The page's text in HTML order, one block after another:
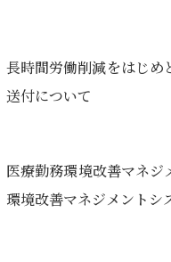
長時間労働削減をはじめ
送付について
医療勤務環境改善マネ
環境改善マネジメントシ